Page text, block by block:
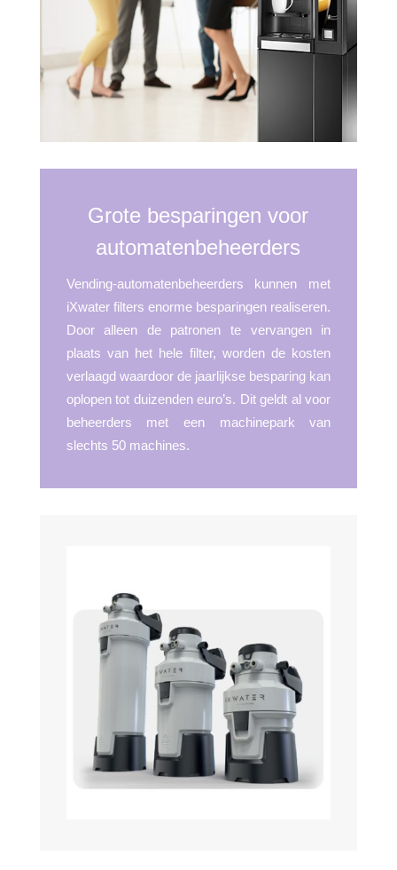
Grote besparingen voor
automatenbeheerders
Vending-automatenbeheerders kunnen met
iXwater filters enorme besparingen realiseren.
Door alleen de patronen te vervangen in
plaats van het hele filter, worden de kosten
verlaagd waardoor de jaarlijkse besparing kan
oplopen tot duizenden euro’s. Dit geldt al voor
beheerders met een machinepark van
slechts 50 machines.